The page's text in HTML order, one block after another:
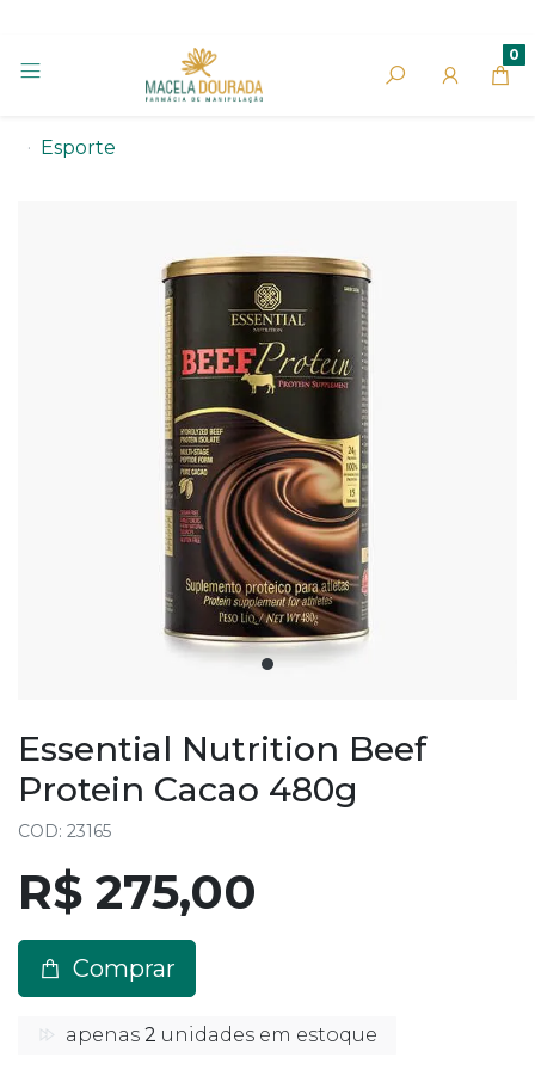
0
Esporte
Essential Nutrition Beef
Protein Cacao 480g
COD: 23165
R$ 275,00
Comprar
apenas 2 unidades em estoque